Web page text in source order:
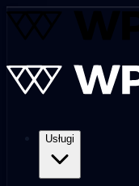
Usługi